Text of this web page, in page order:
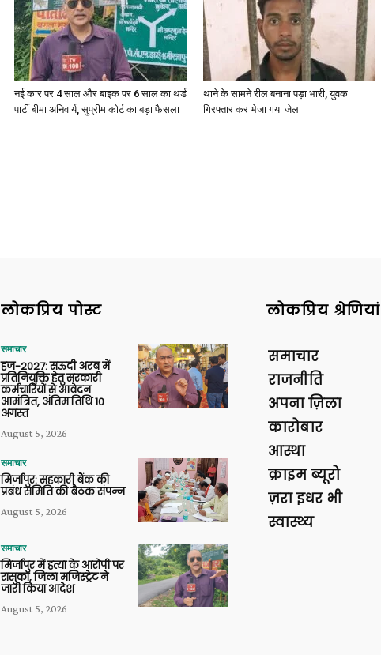
News
नई कार पर 4 साल और बाइक पर 6 साल का थर्ड
पार्टी बीमा अनिवार्य, सुप्रीम कोर्ट का बड़ा फैसला
थाने के सामने रील बनाना पड़ा भारी, युवक
गिरफ्तार कर भेजा गया जेल
लोकप्रिय पोस्ट
समाचार
हज-2027: सऊदी अरब में
प्रतिनियुक्ति हेतु सरकारी
कर्मचारियों से आवेदन
आमंत्रित, अंतिम तिथि 10
अगस्त
August 5, 2026
समाचार
मिर्जापुर: सहकारी बैंक की
प्रबंध समिति की बैठक संपन्न
August 5, 2026
समाचार
मिर्जापुर में हत्या के आरोपी पर
रासुका, जिला मजिस्ट्रेट ने
जारी किया आदेश
August 5, 2026
लोकप्रिय श्रेणियां
समाचार
राजनीति
अपना ज़िला
कारोबार
आस्था
क्राइम ब्यूरो
ज़रा इधर भी
स्वास्थ्य